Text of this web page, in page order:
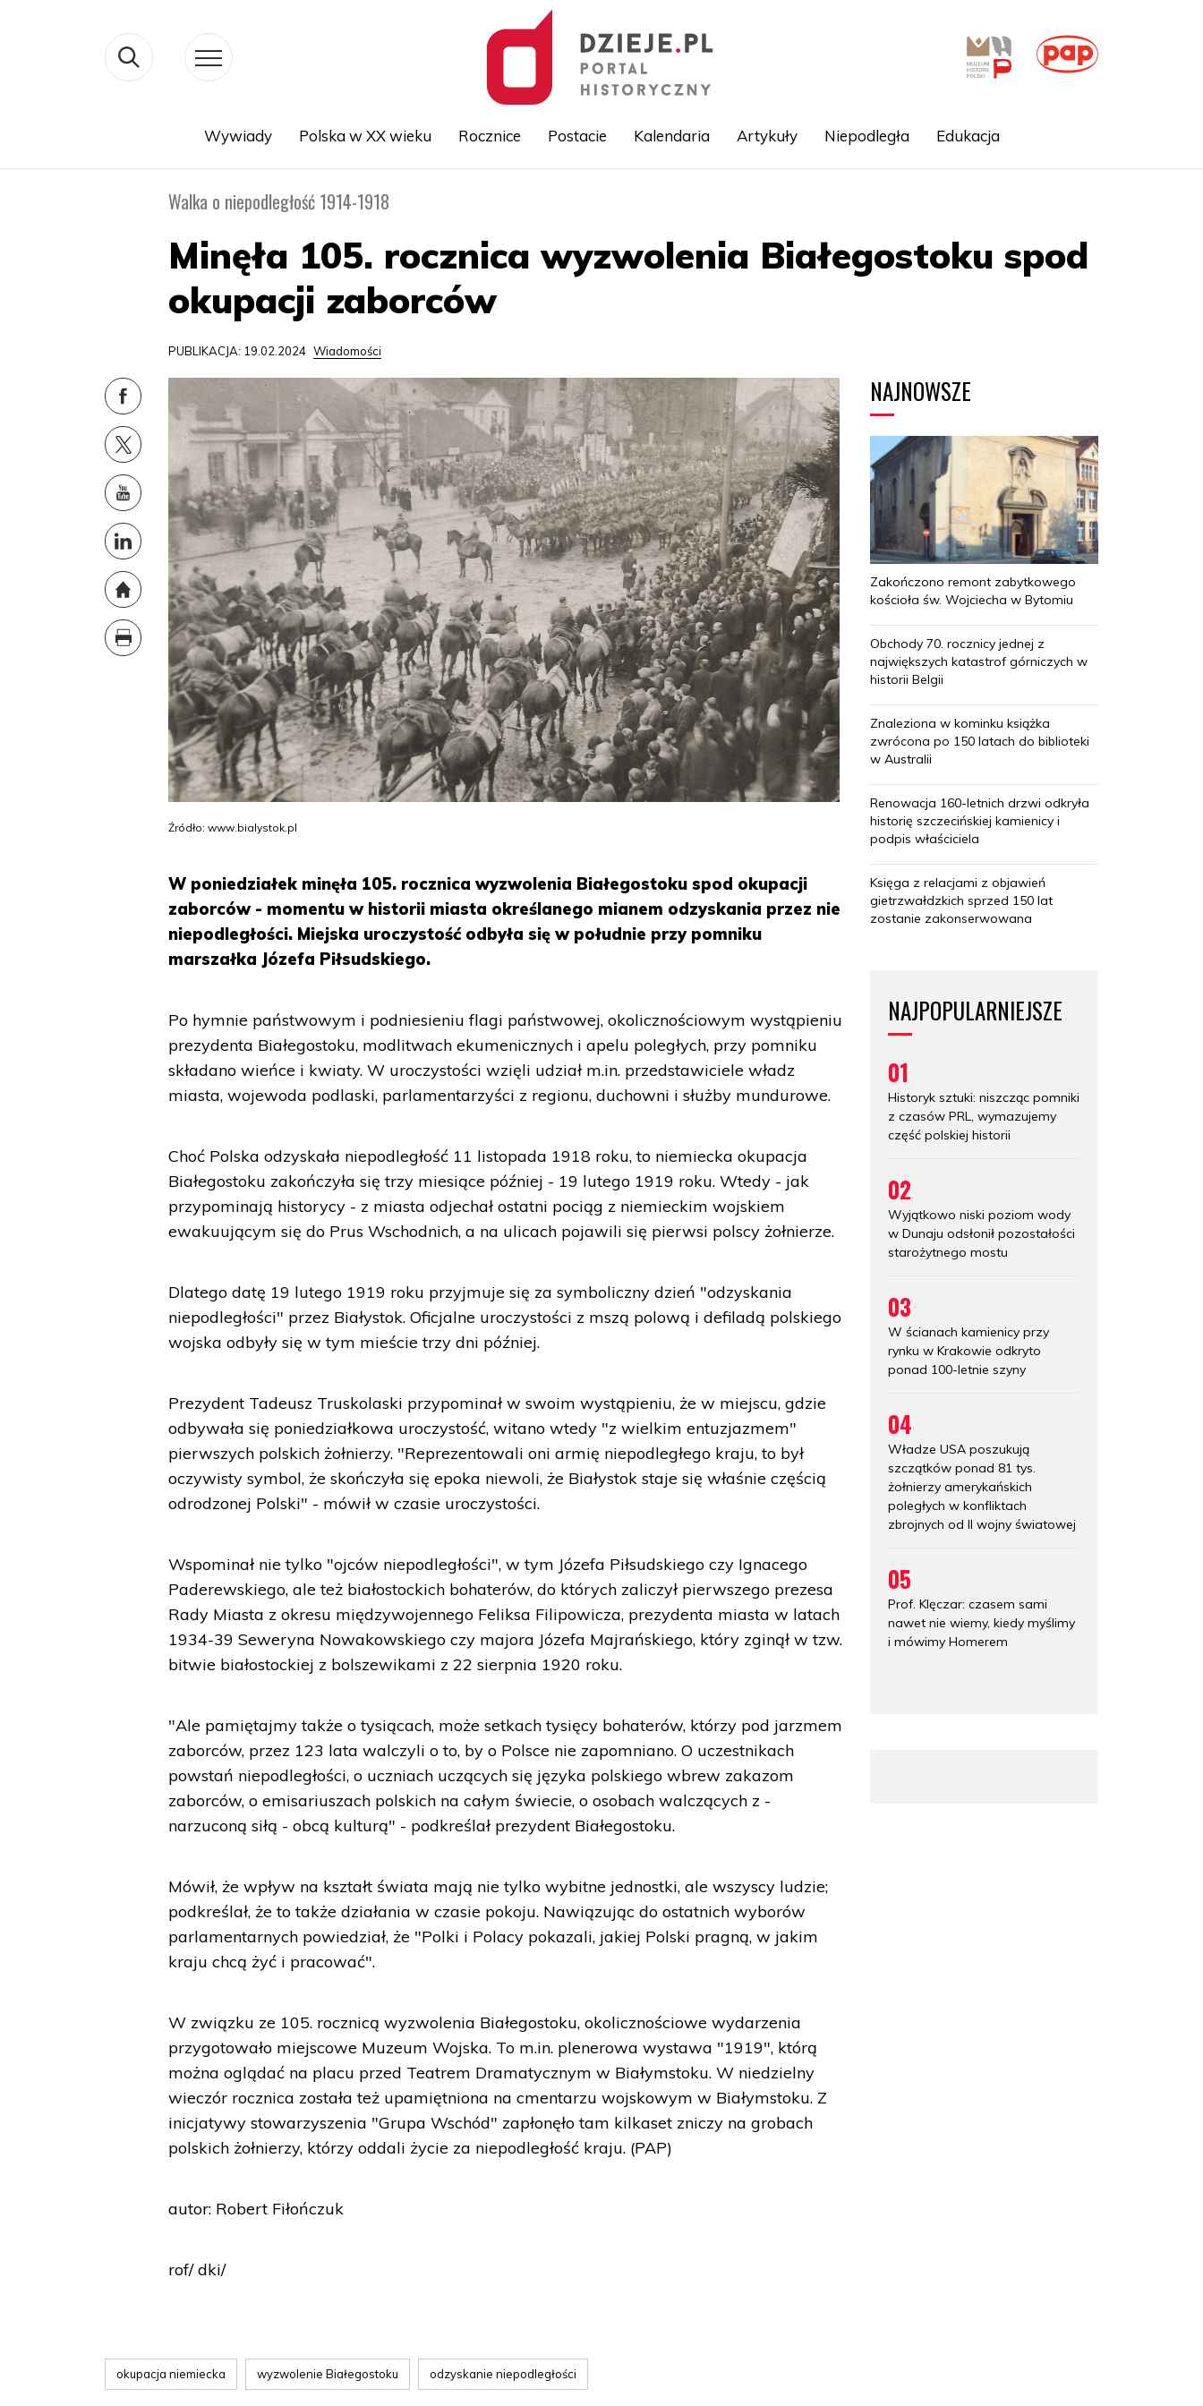
Wywiady Polska w XX wieku Rocznice Postacie Kalendaria Artykuły Niepodległa Edukacja
Walka o niepodległość 1914-1918
Minęła 105. rocznica wyzwolenia Białegostoku spod
okupacji zaborców
PUBLIKACJA: 19.02.2024 Wiadomości
Źródło: www.bialystok.pl
W poniedziałek minęła 105. rocznica wyzwolenia Białegostoku spod okupacji
zaborców - momentu w historii miasta określanego mianem odzyskania przez nie
niepodległości. Miejska uroczystość odbyła się w południe przy pomniku
marszałka Józefa Piłsudskiego.
Po hymnie państwowym i podniesieniu flagi państwowej, okolicznościowym wystąpieniu
prezydenta Białegostoku, modlitwach ekumenicznych i apelu poległych, przy pomniku
składano wieńce i kwiaty. W uroczystości wzięli udział m.in. przedstawiciele władz
miasta, wojewoda podlaski, parlamentarzyści z regionu, duchowni i służby mundurowe.
Choć Polska odzyskała niepodległość 11 listopada 1918 roku, to niemiecka okupacja
Białegostoku zakończyła się trzy miesiące później - 19 lutego 1919 roku. Wtedy - jak
przypominają historycy - z miasta odjechał ostatni pociąg z niemieckim wojskiem
ewakuującym się do Prus Wschodnich, a na ulicach pojawili się pierwsi polscy żołnierze.
Dlatego datę 19 lutego 1919 roku przyjmuje się za symboliczny dzień "odzyskania
niepodległości" przez Białystok. Oficjalne uroczystości z mszą polową i defiladą polskiego
wojska odbyły się w tym mieście trzy dni później.
Prezydent Tadeusz Truskolaski przypominał w swoim wystąpieniu, że w miejscu, gdzie
odbywała się poniedziałkowa uroczystość, witano wtedy "z wielkim entuzjazmem"
pierwszych polskich żołnierzy. "Reprezentowali oni armię niepodległego kraju, to był
oczywisty symbol, że skończyła się epoka niewoli, że Białystok staje się właśnie częścią
odrodzonej Polski" - mówił w czasie uroczystości.
Wspominał nie tylko "ojców niepodległości", w tym Józefa Piłsudskiego czy Ignacego
Paderewskiego, ale też białostockich bohaterów, do których zaliczył pierwszego prezesa
Rady Miasta z okresu międzywojennego Feliksa Filipowicza, prezydenta miasta w latach
1934-39 Seweryna Nowakowskiego czy majora Józefa Majrańskiego, który zginął w tzw.
bitwie białostockiej z bolszewikami z 22 sierpnia 1920 roku.
"Ale pamiętajmy także o tysiącach, może setkach tysięcy bohaterów, którzy pod jarzmem
zaborców, przez 123 lata walczyli o to, by o Polsce nie zapomniano. O uczestnikach
powstań niepodległości, o uczniach uczących się języka polskiego wbrew zakazom
zaborców, o emisariuszach polskich na całym świecie, o osobach walczących z -
narzuconą siłą - obcą kulturą" - podkreślał prezydent Białegostoku.
Mówił, że wpływ na kształt świata mają nie tylko wybitne jednostki, ale wszyscy ludzie;
podkreślał, że to także działania w czasie pokoju. Nawiązując do ostatnich wyborów
parlamentarnych powiedział, że "Polki i Polacy pokazali, jakiej Polski pragną, w jakim
kraju chcą żyć i pracować".
W związku ze 105. rocznicą wyzwolenia Białegostoku, okolicznościowe wydarzenia
przygotowało miejscowe Muzeum Wojska. To m.in. plenerowa wystawa "1919", którą
można oglądać na placu przed Teatrem Dramatycznym w Białymstoku. W niedzielny
wieczór rocznica została też upamiętniona na cmentarzu wojskowym w Białymstoku. Z
inicjatywy stowarzyszenia "Grupa Wschód" zapłonęło tam kilkaset zniczy na grobach
polskich żołnierzy, którzy oddali życie za niepodległość kraju. (PAP)
autor: Robert Fiłończuk
rof/ dki/
okupacja niemiecka wyzwolenie Białegostoku odzyskanie niepodległości
NAJNOWSZE
Zakończono remont zabytkowego
kościoła św. Wojciecha w Bytomiu
Obchody 70. rocznicy jednej z
największych katastrof górniczych w
historii Belgii
Znaleziona w kominku książka
zwrócona po 150 latach do biblioteki
w Australii
Renowacja 160-letnich drzwi odkryła
historię szczecińskiej kamienicy i
podpis właściciela
Księga z relacjami z objawień
gietrzwałdzkich sprzed 150 lat
zostanie zakonserwowana
NAJPOPULARNIEJSZE
01
Historyk sztuki: niszcząc pomniki
z czasów PRL, wymazujemy
część polskiej historii
02
Wyjątkowo niski poziom wody
w Dunaju odsłonił pozostałości
starożytnego mostu
03
W ścianach kamienicy przy
rynku w Krakowie odkryto
ponad 100-letnie szyny
04
Władze USA poszukują
szczątków ponad 81 tys.
żołnierzy amerykańskich
poległych w konfliktach
zbrojnych od II wojny światowej
05
Prof. Klęczar: czasem sami
nawet nie wiemy, kiedy myślimy
i mówimy Homerem